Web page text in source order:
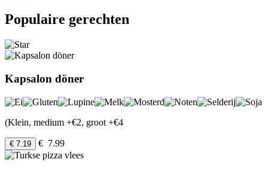
Populaire gerechten
Kapsalon döner
(Klein, medium +€2, groot +€4
€ 7.19 € 7.99